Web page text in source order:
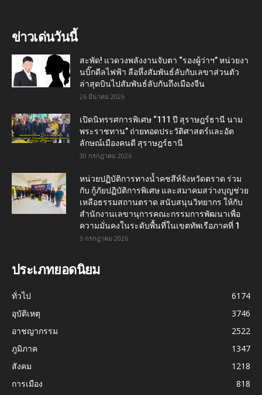
ข่าวเด่นวันนี้
สะพัด! แวดวงพลังงานจับตา “รองผู้ว่าฯ” หน่วยงา
นบิ๊กดีลไฟฟ้า ลือหึ่งสัมพันธ์ลับกับเลขาส่วนตัว
ล่าสุดบินไปสัมพันธ์ลับกันถึงเมืองจีน
26 มีนาคม 2026
เปิดนิทรรศการพิเศษ “111 ปี สุราษฎร์ธานี นาม
พระราชทาน” ถ่ายทอดประวัติศาสตร์และอัต
ลักษณ์เมืองคนดี สุราษฎร์ธานี
30 กรกฎาคม 2026
หน่วยปฏิบัติการทางน้ำคชสีห์จังหวัดตราด ร่วม
กับ กู้ภัยปฏิบัติการพิเศษ และสมาคมสว่างบุญช่วย
เหลือธรรมสถานตราด สนับสนุนวิทยากร ให้กับ
สำนักงานเลขานุการคณะกรรมการพัฒนาเพื่อ
ความมั่นคงในระดับพื้นที่ในเขตทัพเรือภาคที่ 1
3 กรกฎาคม 2026
ประเภทยอดนิยม
ทั่วไป
6174
อุบัติเหตุ
3746
อาชญากรรม
2522
ภูมิภาค
1347
สังคม
1218
การเมือง
818